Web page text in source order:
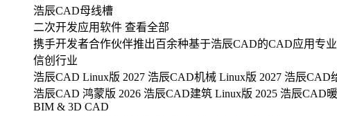
浩辰CAD母线槽
二次开发应用软件 查看全部
携手开发者合作伙伴推出百余种基于浩辰CAD的CAD应用专
信创行业
浩辰CAD Linux版 2027 浩辰CAD机械 Linux版 2027 浩辰CAD
浩辰CAD 鸿蒙版 2026 浩辰CAD建筑 Linux版 2025 浩辰CAD
BIM & 3D CAD